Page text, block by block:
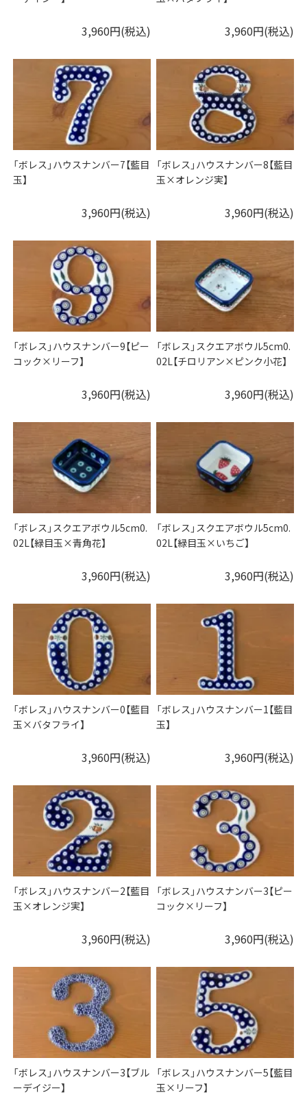
3,960円(税込) 3,960円(税込)
「ボレス」ハウスナンバー7【藍目
玉】
3,960円(税込)
「ボレス」ハウスナンバー8【藍目
玉×オレンジ実】
3,960円(税込)
「ボレス」ハウスナンバー9【ピー
コック×リーフ】
3,960円(税込)
「ボレス」スクエアボウル5cm0.
02L【チロリアン×ピンク小花】
3,960円(税込)
「ボレス」スクエアボウル5cm0.
02L【緑目玉×青角花】
3,960円(税込)
「ボレス」スクエアボウル5cm0.
02L【緑目玉×いちご】
3,960円(税込)
「ボレス」ハウスナンバー0【藍目
玉×バタフライ】
3,960円(税込)
「ボレス」ハウスナンバー1【藍目
玉】
3,960円(税込)
「ボレス」ハウスナンバー2【藍目
玉×オレンジ実】
3,960円(税込)
「ボレス」ハウスナンバー3【ピー
コック×リーフ】
3,960円(税込)
「ボレス」ハウスナンバー3【ブル
ーデイジー】
「ボレス」ハウスナンバー5【藍目
玉×リーフ】